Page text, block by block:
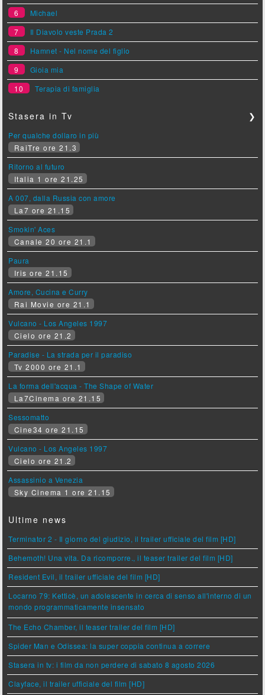
6
Michael
7
Il Diavolo veste Prada 2
8
Hamnet - Nel nome del figlio
9
Gioia mia
10
Terapia di famiglia
Stasera in Tv ❯
Per qualche dollaro in più
RaiTre ore 21.3
Ritorno al futuro
Italia 1 ore 21.25
A 007, dalla Russia con amore
La7 ore 21.15
Smokin' Aces
Canale 20 ore 21.1
Paura
Iris ore 21.15
Amore, Cucina e Curry
Rai Movie ore 21.1
Vulcano - Los Angeles 1997
Cielo ore 21.2
Paradise - La strada per il paradiso
Tv 2000 ore 21.1
La forma dell'acqua - The Shape of Water
La7Cinema ore 21.15
Sessomatto
Cine34 ore 21.15
Vulcano - Los Angeles 1997
Cielo ore 21.2
Assassinio a Venezia
Sky Cinema 1 ore 21.15
Ultime news
Terminator 2 - Il giorno del giudizio, il trailer ufficiale del film [HD]
Behemoth! Una vita. Da ricomporre., il teaser trailer del film [HD]
Resident Evil, il trailer ufficiale del film [HD]
Locarno 79: Ketticè, un adolescente in cerca di senso all'interno di un
mondo programmaticamente insensato
The Echo Chamber, il teaser trailer del film [HD]
Spider Man e Odissea: la super coppia continua a correre
Stasera in tv: i film da non perdere di sabato 8 agosto 2026
Clayface, il trailer ufficiale del film [HD]